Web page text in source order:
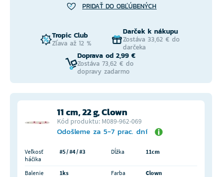
PRIDAŤ DO OBĽÚBENÝCH
Tropic Club
Zľava až 12 %
Darček k nákupu
Zostáva 33,62 € do
darčeka
Doprava od 2,99 €
Zostáva 73,62 € do
dopravy zadarmo
11 cm, 22 g, Clown
Kód produktu: M089-962-069
Odošleme za 5-7 prac. dní
Veľkosť
háčika
#5 / #4 / #3 Dĺžka 11cm
Balenie 1ks Farba
Clown